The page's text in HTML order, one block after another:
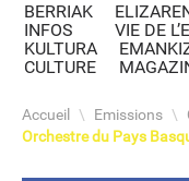
BERRIAK
INFOS
VIE DE
KULTURA
CULTURE
Accueil \ Emissions \
Orchestre du Pays